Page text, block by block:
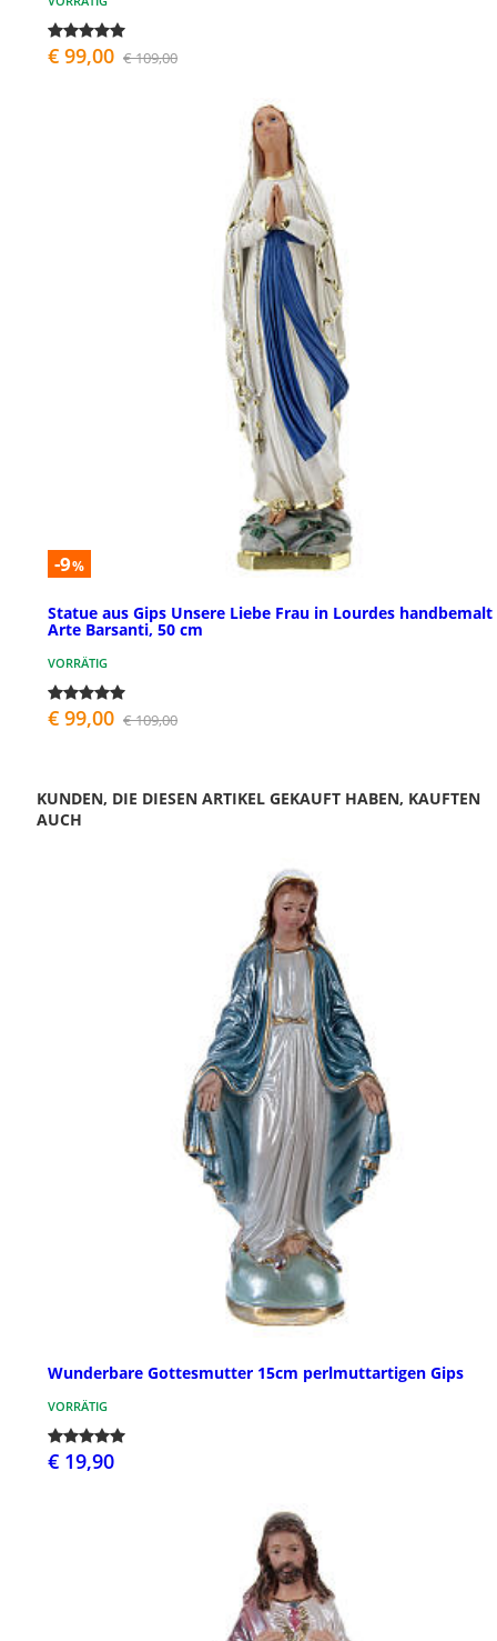
€ 99,00 € 109,00
-9%
Statue aus Gips Unsere Liebe Frau in Lourdes handbemalt
Arte Barsanti, 50 cm
VORRÄTIG
€ 99,00 € 109,00
KUNDEN, DIE DIESEN ARTIKEL GEKAUFT HABEN, KAUFTEN
AUCH
Wunderbare Gottesmutter 15cm perlmuttartigen Gips
VORRÄTIG
€ 19,90